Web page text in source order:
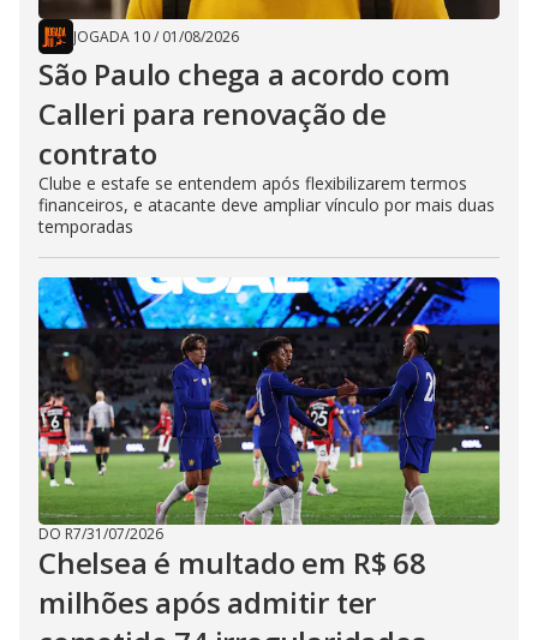
JOGADA 10/ 01/08/2026
São Paulo chega a acordo com
Calleri para renovação de
contrato
Clube e estafe se entendem após flexibilizarem termos
financeiros, e atacante deve ampliar vínculo por mais duas
temporadas
DO R7/31/07/2026
Chelsea é multado em R$ 68
milhões após admitir ter